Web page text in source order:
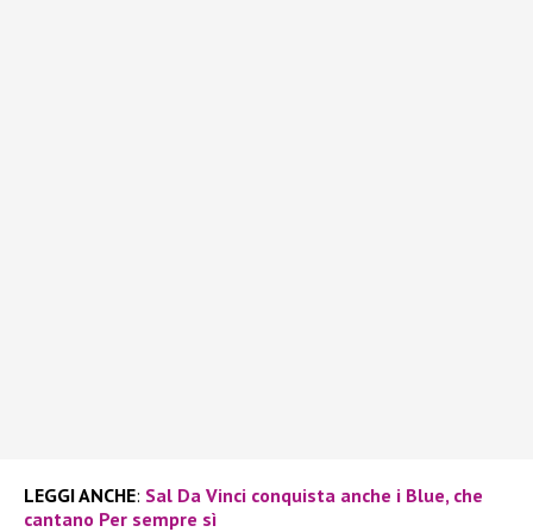
LEGGI ANCHE: Sal Da Vinci conquista anche i Blue, che
cantano Per sempre sì